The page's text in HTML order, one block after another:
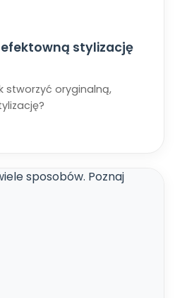
stylizację
stworzyć oryginalną,